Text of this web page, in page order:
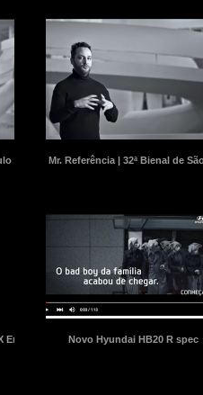
Mr. Referência | 32ª Bienal de
Erasmo VianaNovo Hyundai HB20 R spec